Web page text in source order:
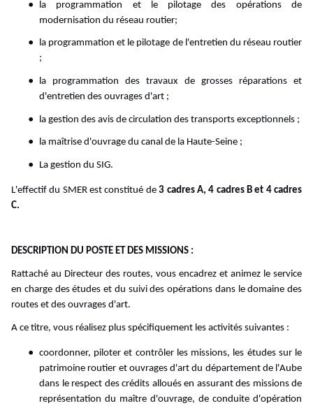
la programmation et le pilotage des opérations de
modernisation du réseau routier;
la programmation et le pilotage de l'entretien du réseau routier
;
la programmation des travaux de grosses réparations et
d'entretien des ouvrages d'art ;
la gestion des avis de circulation des transports exceptionnels ;
la maîtrise d'ouvrage du canal de la Haute-Seine ;
La gestion du SIG.
L'effectif du SMER est constitué de3 cadres A, 4 cadres B et 4 cadres
C.
DESCRIPTION DU POSTE ET DES MISSIONS :
Rattaché au Directeur des routes, vous encadrez et animez le service
en charge des études et du suivi des opérations dans le domaine des
routes et des ouvrages d'art.
A ce titre, vous réalisez plus spécifiquement les activités suivantes :
coordonner, piloter et contrôler les missions, les études sur le
patrimoine routier et ouvrages d'art du département de l'Aube
dans le respect des crédits alloués en assurant des missions de
représentation du maître d'ouvrage, de conduite d'opération